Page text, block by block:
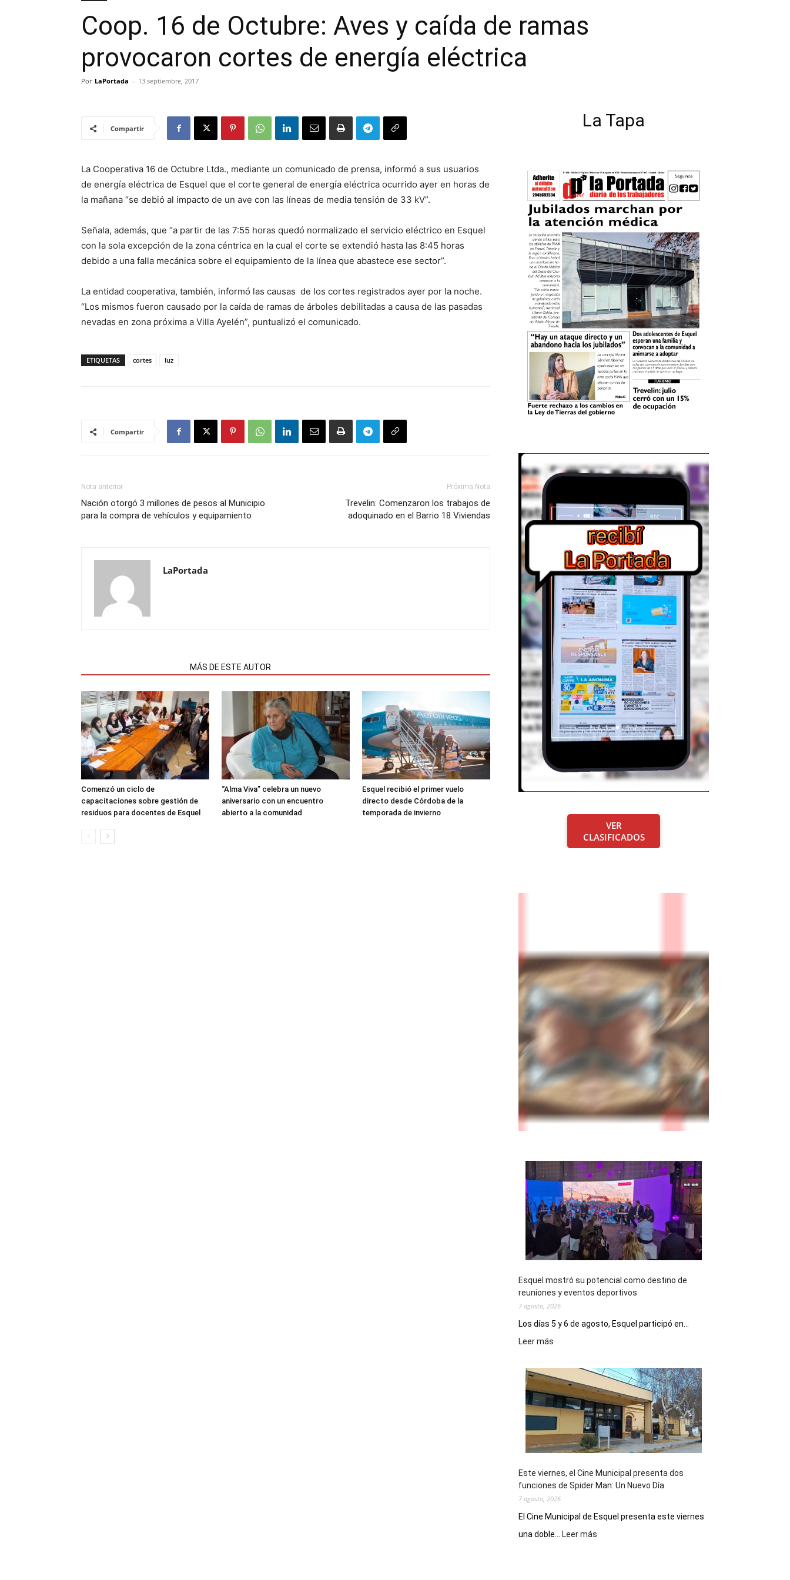
Coop. 16 de Octubre: Aves y caída de ramas
provocaron cortes de energía eléctrica
Por LaPortada - 13 septiembre, 2017
Compartir
La Cooperativa 16 de Octubre Ltda., mediante un comunicado de prensa, informó a sus usuarios
de energía eléctrica de Esquel que el corte general de energía eléctrica ocurrido ayer en horas de
la mañana “se debió al impacto de un ave con las líneas de media tensión de 33 kV”.
Señala, además, que “a partir de las 7:55 horas quedó normalizado el servicio eléctrico en Esquel
con la sola excepción de la zona céntrica en la cual el corte se extendió hasta las 8:45 horas
debido a una falla mecánica sobre el equipamiento de la línea que abastece ese sector”.
La entidad cooperativa, también, informó las causas de los cortes registrados ayer por la noche.
“Los mismos fueron causado por la caída de ramas de árboles debilitadas a causa de las pasadas
nevadas en zona próxima a Villa Ayelén”, puntualizó el comunicado.
ETIQUETAS cortes luz
Compartir
Nota anterior
Nación otorgó 3 millones de pesos al Municipio
para la compra de vehículos y equipamiento
Próxima Nota
Trevelin: Comenzaron los trabajos de
adoquinado en el Barrio 18 Viviendas
LaPortada
MÁS DE ESTE AUTOR
Comenzó un ciclo de
capacitaciones sobre gestión de
residuos para docentes de Esquel
“Alma Viva” celebra un nuevo
aniversario con un encuentro
abierto a la comunidad
Esquel recibió el primer vuelo
directo desde Córdoba de la
temporada de invierno
La Tapa
VER
CLASIFICADOS
Esquel mostró su potencial como destino de
reuniones y eventos deportivos
7 agosto, 2026
Los días 5 y 6 de agosto, Esquel participó en...
Leer más
su
potencial
como
destino
de
reuniones
y
deportivos
Este viernes, el Cine Municipal presenta dos
funciones de Spider Man: Un Nuevo Día
7 agosto, 2026
El Cine Municipal de Esquel presenta este viernes
una doble...
Leer más